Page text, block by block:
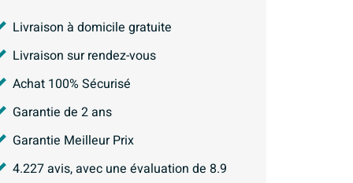
Livraison à domicile gratuite
Livraison sur rendez-vous
Achat 100% Sécurisé
Garantie de 2 ans
Garantie Meilleur Prix
4.227avis, avec une évaluation de 8.9